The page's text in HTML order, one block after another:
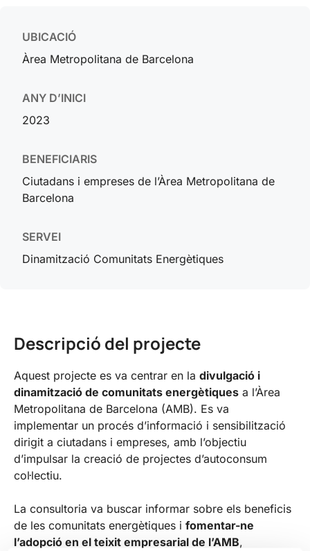
UBICACIÓ
Àrea Metropolitana de Barcelona
ANY D’INICI
2023
BENEFICIARIS
Ciutadans i empreses de l’Àrea Metropolitana de
Barcelona
SERVEI
Dinamització Comunitats Energètiques
Descripció del projecte
Aquest projecte es va centrar en la divulgació i
dinamització de comunitats energètiques a l’Àrea
Metropolitana de Barcelona (AMB). Es va
implementar un procés d’informació i sensibilització
dirigit a ciutadans i empreses, amb l’objectiu
d’impulsar la creació de projectes d’autoconsum
col·lectiu.
La consultoria va buscar informar sobre els beneficis
de les comunitats energètiques i fomentar-ne
l’adopció en el teixit empresarial de l’AMB,